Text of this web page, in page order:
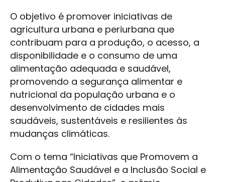
O objetivo é promover iniciativas de
agricultura urbana e periurbana que
contribuam para a produção, o acesso, a
disponibilidade e o consumo de uma
alimentação adequada e saudável,
promovendo a segurança alimentar e
nutricional da população urbana e o
desenvolvimento de cidades mais
saudáveis, sustentáveis e resilientes às
mudanças climáticas.
Com o tema “Iniciativas que Promovem a
Alimentação Saudável e a Inclusão Social e